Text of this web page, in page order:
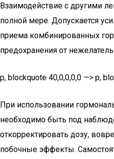
Взаимодействие с другими
полной мере. Допускается
приема комбинированных
предохранения от
p, blockquote 40,0,0,0,0 —> p,
При использовании
необходимо быть под
откорректировать дозу,
побочные эффекты.